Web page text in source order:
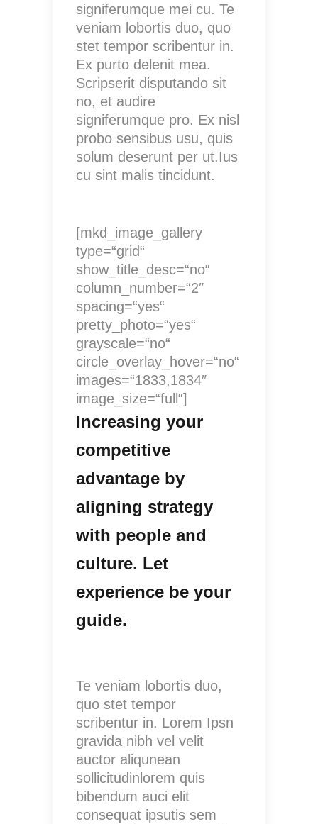
signiferumque mei cu. Te
veniam lobortis duo, quo
stet tempor scribentur in.
Ex purto delenit mea.
Scripserit disputando sit
no, et audire
signiferumque pro. Ex nisl
probo sensibus usu, quis
solum deserunt per ut.Ius
cu sint malis tincidunt.
[mkd_image_gallery
type=“grid“
show_title_desc=“no“
column_number=“2″
spacing=“yes“
pretty_photo=“yes“
grayscale=“no“
circle_overlay_hover=“no“
images=“1833,1834″
image_size=“full“]
Increasing your
competitive
advantage by
aligning strategy
with people and
culture. Let
experience be your
guide.
Te veniam lobortis duo,
quo stet tempor
scribentur in. Lorem Ipsn
gravida nibh vel velit
auctor aliqunean
sollicitudinlorem quis
bibendum auci elit
consequat ipsutis sem